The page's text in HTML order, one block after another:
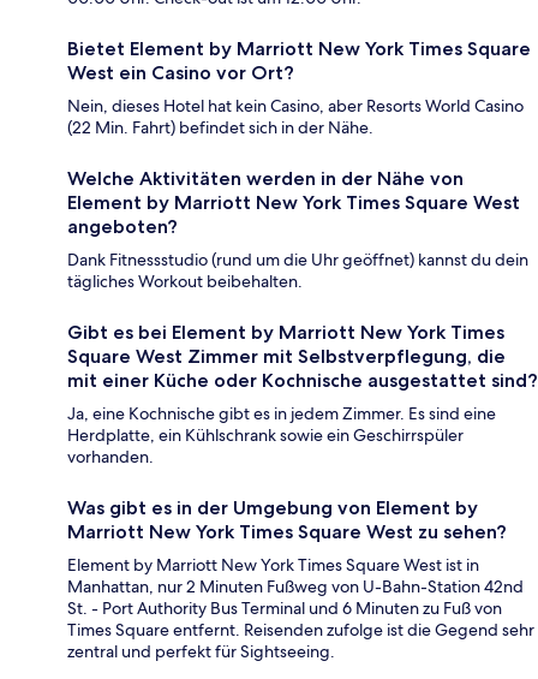
Bietet Element by Marriott New York Times Square
West ein Casino vor Ort?
Nein, dieses Hotel hat kein Casino, aber Resorts World Casino
(22 Min. Fahrt) befindet sich in der Nähe.
Welche Aktivitäten werden in der Nähe von
Element by Marriott New York Times Square West
angeboten?
Dank Fitnessstudio (rund um die Uhr geöffnet) kannst du dein
tägliches Workout beibehalten.
Gibt es bei Element by Marriott New York Times
Square West Zimmer mit Selbstverpflegung, die
mit einer Küche oder Kochnische ausgestattet sind?
Ja, eine Kochnische gibt es in jedem Zimmer. Es sind eine
Herdplatte, ein Kühlschrank sowie ein Geschirrspüler
vorhanden.
Was gibt es in der Umgebung von Element by
Marriott New York Times Square West zu sehen?
Element by Marriott New York Times Square West ist in
Manhattan, nur 2 Minuten Fußweg von U-Bahn-Station 42nd
St. - Port Authority Bus Terminal und 6 Minuten zu Fuß von
Times Square entfernt. Reisenden zufolge ist die Gegend sehr
zentral und perfekt für Sightseeing.